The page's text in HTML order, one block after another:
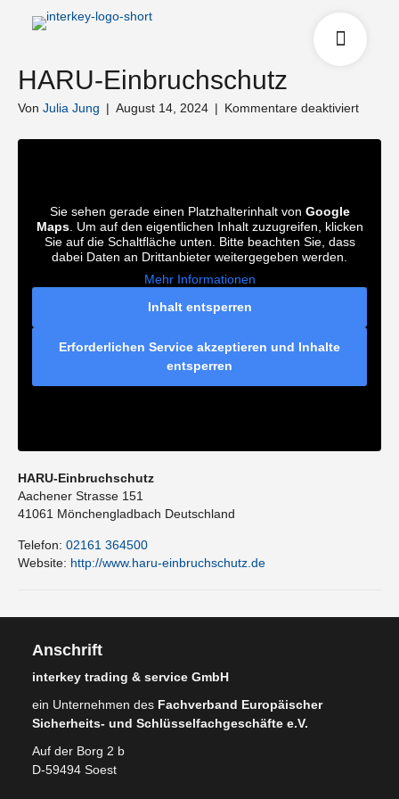
HARU-Einbruchschutz
Von Julia Jung | August 14, 2024 | Kommentare deaktiviertfür
Sie sehen gerade einen Platzhalterinhalt von Google
Maps. Um auf den eigentlichen Inhalt zuzugreifen, klicken
Sie auf die Schaltfläche unten. Bitte beachten Sie, dass
dabei Daten an Drittanbieter weitergegeben werden.
Mehr Informationen
Inhalt entsperren
Erforderlichen Service akzeptieren und Inhalte
entsperren
HARU-Einbruchschutz
Aachener Strasse 151
41061 Mönchengladbach Deutschland
Telefon: 02161 364500
Website: http://www.haru-einbruchschutz.de
Anschrift
interkey trading & service GmbH
ein Unternehmen des Fachverband Europäischer
Sicherheits- und Schlüsselfachgeschäfte e.V.
Auf der Borg 2 b
D-59494 Soest